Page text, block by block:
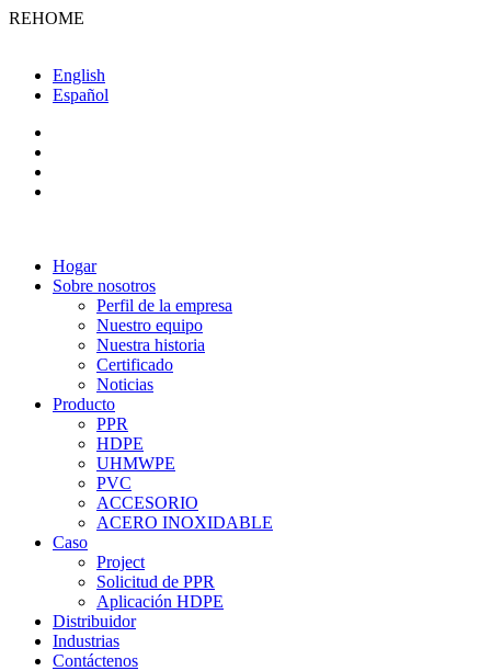
REHOME
English
Español
Hogar
Sobre nosotros
Perfil de la empresa
Nuestro equipo
Nuestra historia
Certificado
Noticias
Producto
PPR
HDPE
UHMWPE
PVC
ACCESORIO
ACERO INOXIDABLE
Caso
Project
Solicitud de PPR
Aplicación HDPE
Distribuidor
Industrias
Contáctenos